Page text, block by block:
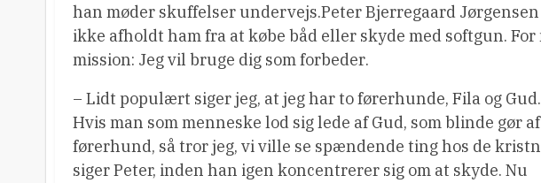
han møder skuffelser undervejs.Peter Bjerregaard
ikke afholdt ham fra at købe båd eller skyde med softgun.
mission: Jeg vil bruge dig som forbeder.
– Lidt populært siger jeg, at jeg har to førerhunde, Fila og Gud.
Hvis man som menneske lod sig lede af Gud, som blinde gør
førerhund, så tror jeg, vi ville se spændende ting hos de
siger Peter, inden han igen koncentrerer sig om at skyde. Nu